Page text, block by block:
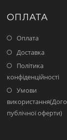
ОПЛАТА
Оплата
Доставка
Політика
конфіденційності
Умови
публічної оферти)